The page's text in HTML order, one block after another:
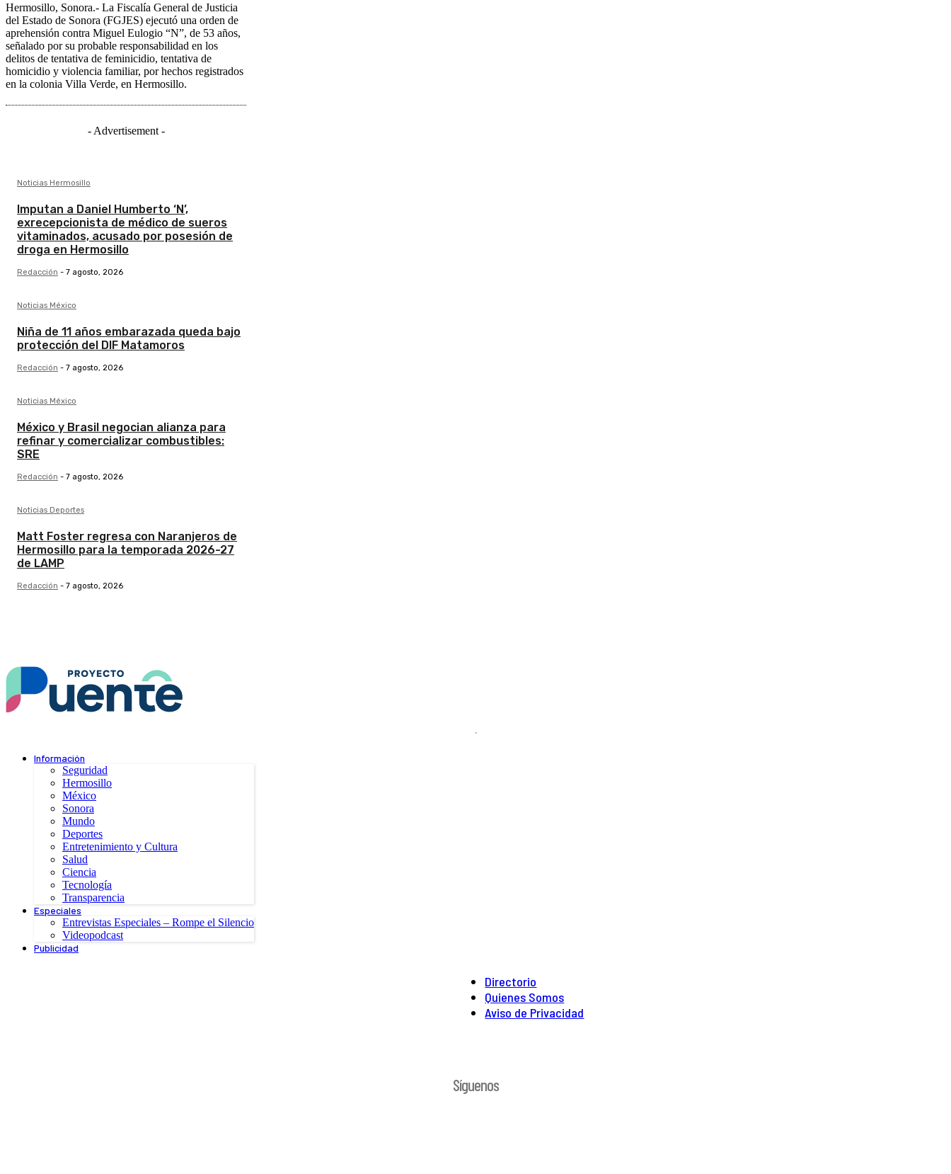
Hermosillo, Sonora.- La Fiscalía General de Justicia
del Estado de Sonora (FGJES) ejecutó una orden de
aprehensión contra Miguel Eulogio “N”, de 53 años,
señalado por su probable responsabilidad en los
delitos de tentativa de feminicidio, tentativa de
homicidio y violencia familiar, por hechos registrados
en la colonia Villa Verde, en Hermosillo.
- Advertisement -
Noticias Hermosillo
Imputan a Daniel Humberto ‘N’,
exrecepcionista de médico de sueros
vitaminados, acusado por posesión de
droga en Hermosillo
Redacción - 7 agosto, 2026
Noticias México
Niña de 11 años embarazada queda bajo
protección del DIF Matamoros
Redacción - 7 agosto, 2026
Noticias México
México y Brasil negocian alianza para
refinar y comercializar combustibles:
SRE
Redacción - 7 agosto, 2026
Noticias Deportes
Matt Foster regresa con Naranjeros de
Hermosillo para la temporada 2026-27
de LAMP
Redacción - 7 agosto, 2026
.
Información
Seguridad
Hermosillo
México
Sonora
Mundo
Deportes
Entretenimiento y Cultura
Salud
Ciencia
Tecnología
Transparencia
Especiales
Entrevistas Especiales – Rompe el Silencio
Videopodcast
Publicidad
Directorio
Quienes Somos
Aviso de Privacidad
Síguenos